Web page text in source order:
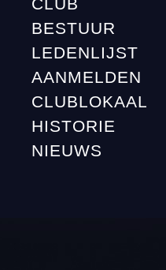
BESTUUR
LEDENLIJST
AANMELDEN
CLUBLOKAAL
HISTORIE
NIEUWS